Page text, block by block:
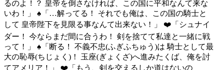
るのよ！？ 皇帝を倒さなければ、この国に平和なんて来な
いわ！」 ♠️「…解ってる！ それでも俺は、この国の騎士と
して 皇帝陛下を見限る事なんて出来ない！」 ❤️「シュナイ
ダー！ 今ならまだ間に合うわ！ 剣を捨てて私達と一緒に戦
って！」 ♠️「断る！ 不義不忠(ふぎふちゅう)は 騎士として最
大の恥辱(ちじょく)！ 玉座(ぎょくざ)へ進みたくば、俺を討
てアメリア！」 ❤️「もう、剣を交えるしか道はないの